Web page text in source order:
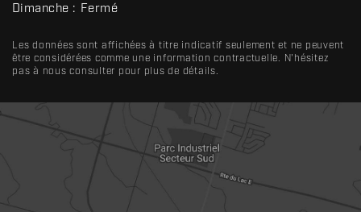
Dimanche : Fermé
Les données sont affichées à titre indicatif seulement et ne peuvent
être considérées comme une information contractuelle. N'hésitez
pas à nous consulter pour plus de détails.